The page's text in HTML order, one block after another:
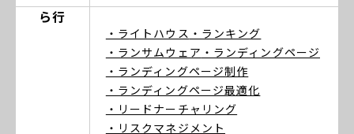
ら行
・ライトハウス ・ランキング
・ランサムウェア ・ランディングページ
・ランディングページ制作
・ランディングページ最適化
・リードナーチャリング
・リスクマネジメント